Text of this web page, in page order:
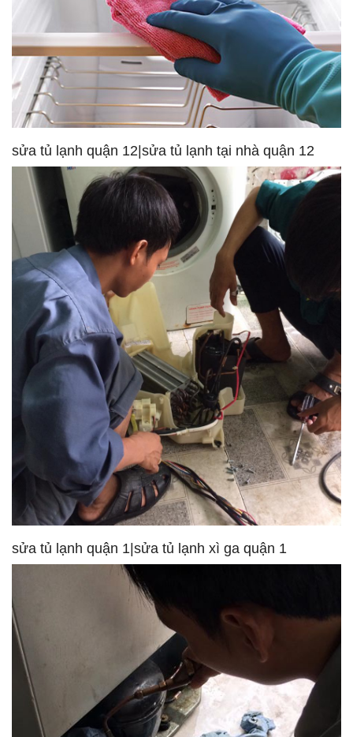
sửa tủ lạnh quận 12|sửa tủ lạnh tại nhà quận 12
sửa tủ lạnh quận 1|sửa tủ lạnh xì ga quận 1